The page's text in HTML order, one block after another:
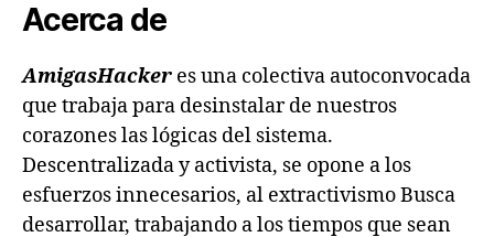
Acerca de
AmigasHacker es una colectiva autoconvocada
que trabaja para desinstalar de nuestros
corazones las lógicas del sistema.
Descentralizada y activista, se opone a los
esfuerzos innecesarios, al extractivismo Busca
desarrollar, trabajando a los tiempos que sean